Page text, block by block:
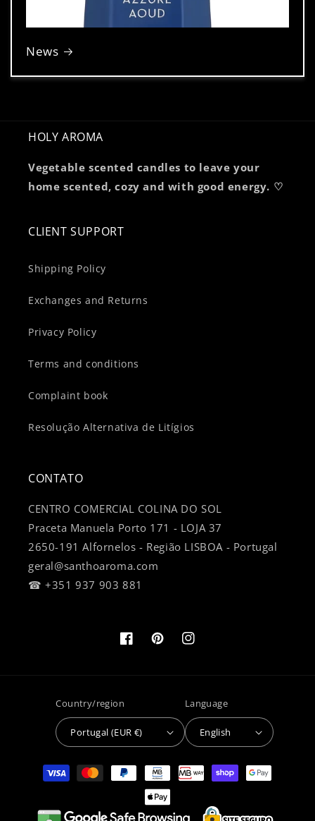
News
HOLY AROMA
Vegetable scented candles to leave your
home scented, cozy and with good energy. ♡
CLIENT SUPPORT
Shipping Policy
Exchanges and Returns
Privacy Policy
Terms and conditions
Complaint book
Resolução Alternativa de Litígios
CONTATO
CENTRO COMERCIAL COLINA DO SOL
Praceta Manuela Porto 171 - LOJA 37
2650-191 Alfornelos - Região LISBOA - Portugal
geral@santhoaroma.com
☎ +351 937 903 881
FacebookPinterestInstagram
Country/region
Portugal (EUR €)
Language
English
Payment
methods